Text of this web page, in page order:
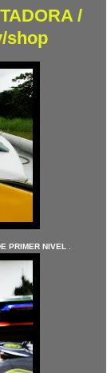
/
shop
PRIMER NIVEL .